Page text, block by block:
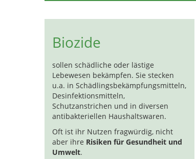
Biozide
sollen schädliche oder lästige
Lebewesen bekämpfen. Sie stecken
u.a. in Schädlingsbekämpfungsmitteln,
Desinfektionsmitteln,
Schutzanstrichen und in diversen
antibakteriellen Haushaltswaren.
Oft ist ihr Nutzen fragwürdig, nicht
aber ihre Risiken für Gesundheit und
Umwelt.